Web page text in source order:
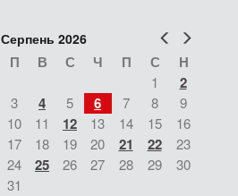
Попер
Серпень 2026
П В С Ч П С Н
1 2
3 4 5 6 7 8
9
10
11 12 13 14 15
16
17
18 19 20 21 22
23
24
25 26 27 28 29
30
31